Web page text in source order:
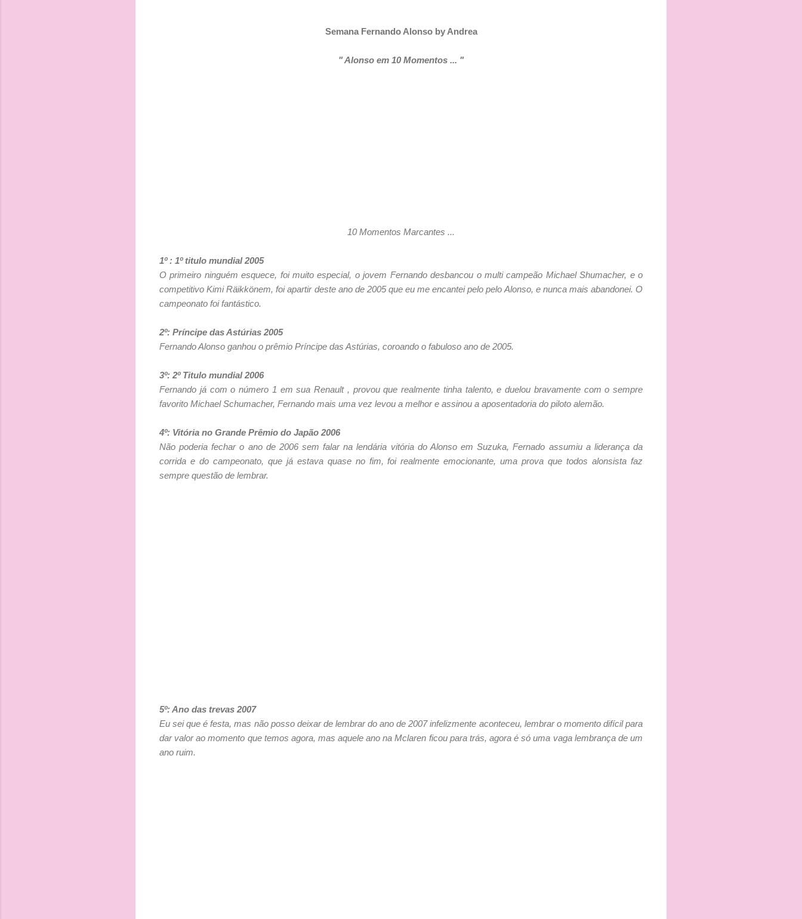
Semana Fernando Alonso by Andrea
" Alonso em 10 Momentos ... "
10 Momentos Marcantes ...
1º : 1º titulo mundial 2005
O primeiro ninguém esquece, foi muito especial, o jovem Fernando desbancou o multi campeão Michael Shumacher, e o
competitivo Kimi Räikkönem, foi apartir deste ano de 2005 que eu me encantei pelo pelo Alonso, e nunca mais abandonei. O
campeonato foi fantástico.
2º: Príncipe das Astúrias 2005
Fernando Alonso ganhou o prêmio Príncipe das Astúrias, coroando o fabuloso ano de 2005.
3º: 2º Titulo mundial 2006
Fernando já com o número 1 em sua Renault , provou que realmente tinha talento, e duelou bravamente com o sempre
favorito Michael Schumacher, Fernando mais uma vez levou a melhor e assinou a aposentadoria do piloto alemão.
4º: Vitória no Grande Prêmio do Japão 2006
Não poderia fechar o ano de 2006 sem falar na lendária vitória do Alonso em Suzuka, Fernado assumiu a liderança da
corrida e do campeonato, que já estava quase no fim, foi realmente emocionante, uma prova que todos alonsista faz
sempre questão de lembrar.
5º: Ano das trevas 2007
Eu sei que é festa, mas não posso deixar de lembrar do ano de 2007 infelizmente aconteceu, lembrar o momento difícil para
dar valor ao momento que temos agora, mas aquele ano na Mclaren ficou para trás, agora é só uma vaga lembrança de um
ano ruim.